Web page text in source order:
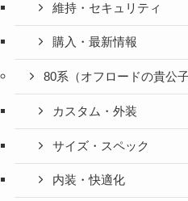
維持・セキュリティ
購入・最新情報
80系（オフロードの貴公子
カスタム・外装
サイズ・スペック
内装・快適化